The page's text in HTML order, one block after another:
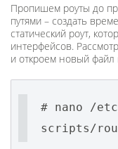
Пропишем роуты до
путями – создать
статический роут,
интерфейсов.
и откроем новый файл
# nano /
scripts/